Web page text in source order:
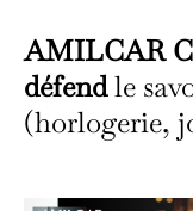
AMILCAR
défendle
(horlogerie,